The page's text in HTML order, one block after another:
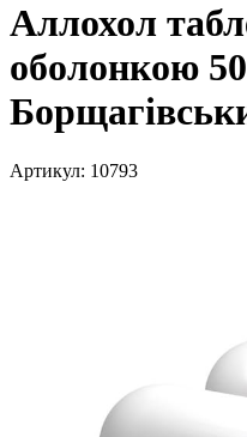
Аллохол
оболонкою
Артикул: 10793